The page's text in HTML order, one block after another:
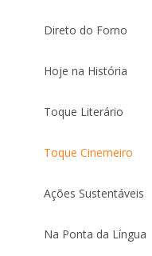
Direto do Forno
Hoje na História
Toque Literário
Toque Cinemeiro
Ações Sustentáveis
Na Ponta da Língua